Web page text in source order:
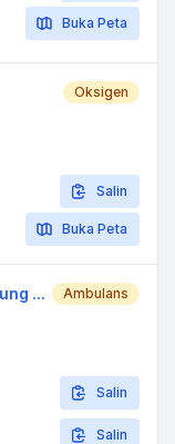
Buka Peta
Oksigen
Salin
Buka Peta
Pelayanan unit ambulans 24 jam tanjung senang Ambulans
Salin
Salin